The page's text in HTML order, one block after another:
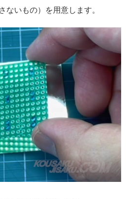
ないもの）を用意します。